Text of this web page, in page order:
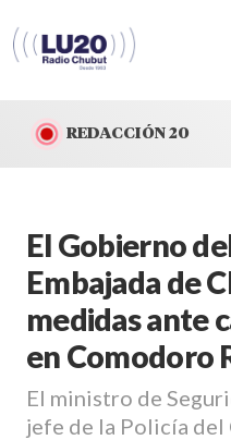
REDACCIÓN 20
El Gobierno
Embajada de
medidas ante
en Comodoro
El ministro de
jefe de la Policía